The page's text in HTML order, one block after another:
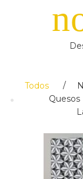
Todos
Quesos